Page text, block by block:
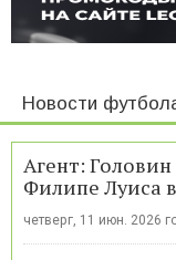
Новости
Агент:
Филипе Луиса
четверг, 11 июн. 2026